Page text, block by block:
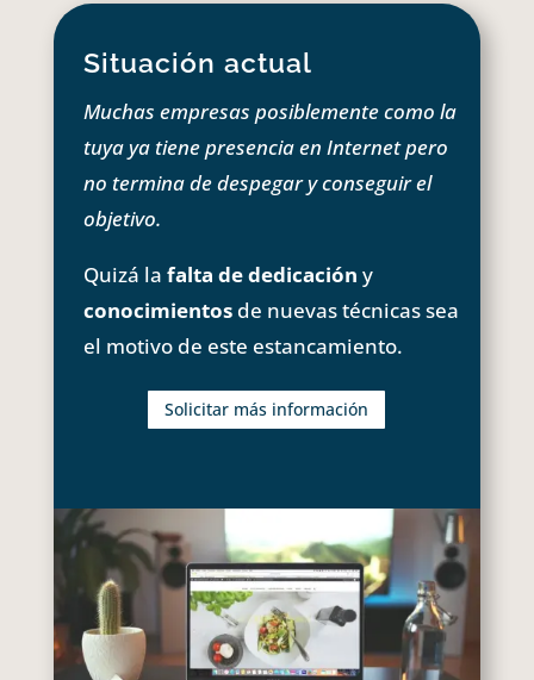
Situación actual
Muchas empresas posiblemente como la
tuya ya tiene presencia en Internet pero
no termina de despegar y conseguir el
objetivo.
Quizá la falta de dedicación y
conocimientosde nuevas técnicas sea
el motivo de este estancamiento.
Solicitar más información